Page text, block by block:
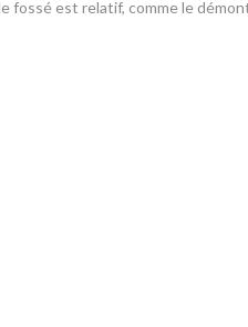
fossé est relatif, comme le